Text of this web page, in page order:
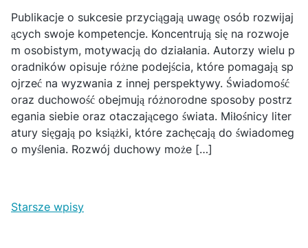
Publikacje o sukcesie przyciągają uwagę osób rozwijaj
ących swoje kompetencje. Koncentrują się na rozwoje
m osobistym, motywacją do działania. Autorzy wielu p
oradników opisuje różne podejścia, które pomagają sp
ojrzeć na wyzwania z innej perspektywy. Świadomość
oraz duchowość obejmują różnorodne sposoby postrz
egania siebie oraz otaczającego świata. Miłośnicy liter
atury sięgają po książki, które zachęcają do świadomeg
o myślenia. Rozwój duchowy może […]
N
Starsze wpisy